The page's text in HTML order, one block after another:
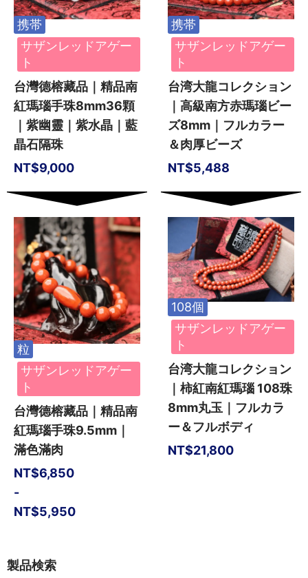
製品検索
携帯
サザンレッドアゲー
ト
台灣德榕藏品｜精品南
紅瑪瑙手珠8mm36顆
｜紫幽靈｜紫水晶｜藍
晶石隔珠
NT$9,000
携帯
サザンレッドアゲー
ト
台湾大龍コレクション
｜高級南方赤瑪瑙ビー
ズ8mm｜フルカラー
＆肉厚ビーズ
NT$5,488
粒
サザンレッドアゲー
ト
台灣德榕藏品｜精品南
紅瑪瑙手珠9.5mm｜
滿色滿肉
NT$5,950
-
NT$6,850
108個
サザンレッドアゲー
ト
台湾大龍コレクション
｜柿紅南紅瑪瑙 108珠
8mm丸玉｜フルカラ
ー＆フルボディ
NT$21,800